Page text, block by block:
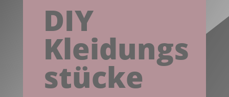
DIY
Kleidungs
stücke